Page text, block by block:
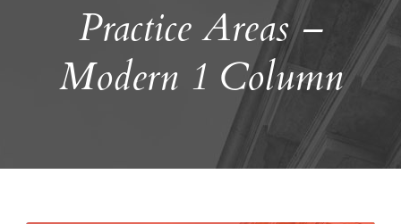
Practice Areas –
Modern 1 Column